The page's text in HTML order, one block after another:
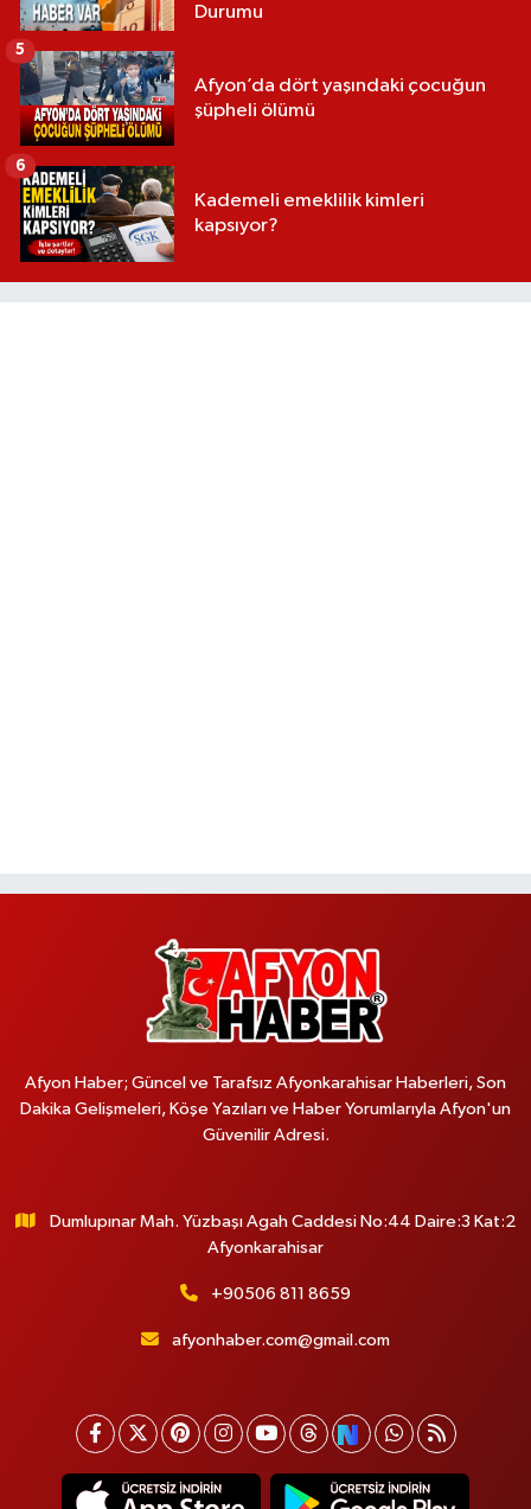
Durumu
Afyon’da dört yaşındaki çocuğun
şüpheli ölümü
5
Kademeli emeklilik kimleri
kapsıyor?
6
Afyon Haber; Güncel ve Tarafsız Afyonkarahisar Haberleri, Son
Dakika Gelişmeleri, Köşe Yazıları ve Haber Yorumlarıyla Afyon'un
Güvenilir Adresi.
Dumlupınar Mah. Yüzbaşı Agah Caddesi No:44 Daire:3 Kat:2
Afyonkarahisar
+90506 811 8659
afyonhaber.com@gmail.com